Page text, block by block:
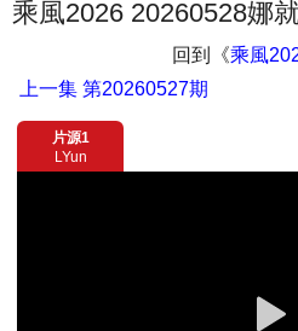
乘風2026 20260528娜
回到《乘風
上一集 第20260527期
片源1
LYun